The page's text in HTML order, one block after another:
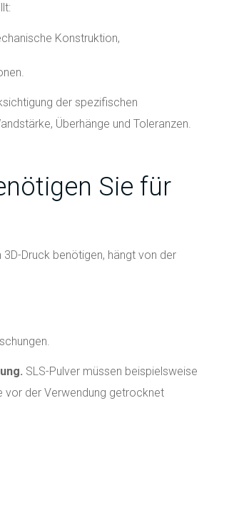
Konstruktion,
der spezifischen
Überhänge und Toleranzen.
Sie für
Druck benötigen, hängt von der
SLS-Pulver müssen beispielsweise
vor der Verwendung getrocknet